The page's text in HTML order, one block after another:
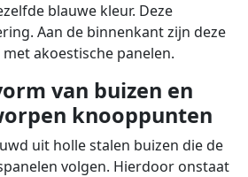
blauwe kleur. Deze
Aan de binnenkant zijn deze
akoestische panelen.
van buizen en
knooppunten
uit holle stalen buizen die de
volgen. Hierdoor onstaat